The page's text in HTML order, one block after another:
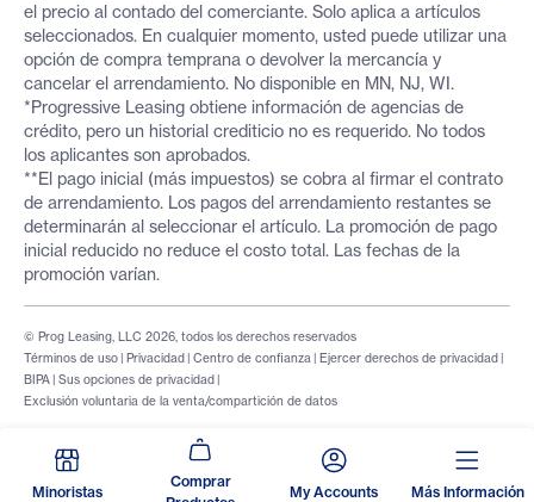
el precio al contado del comerciante. Solo aplica a artículos
seleccionados. En cualquier momento, usted puede utilizar una
opción de compra temprana o devolver la mercancía y
cancelar el arrendamiento. No disponible en MN, NJ, WI.
*Progressive Leasing obtiene información de agencias de
crédito, pero un historial crediticio no es requerido. No todos
los aplicantes son aprobados.
**El pago inicial (más impuestos) se cobra al firmar el contrato
de arrendamiento. Los pagos del arrendamiento restantes se
determinarán al seleccionar el artículo. La promoción de pago
inicial reducido no reduce el costo total. Las fechas de la
promoción varían.
Términos de uso | Privacidad | Centro de confianza | Ejercer derechos de privacidad |
BIPA | Sus opciones de privacidad |
Exclusión voluntaria de la venta/compartición de datos
© Prog Leasing, LLC 2026, todos los derechos reservados
Minoristas
Comprar
My Accounts Más Información